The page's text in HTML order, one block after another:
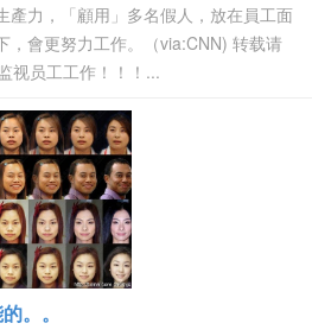
產力，「顧用」多名假人，放在員工面
，會更努力工作。（via:CNN) 转载请
视员工工作！！！...
。。